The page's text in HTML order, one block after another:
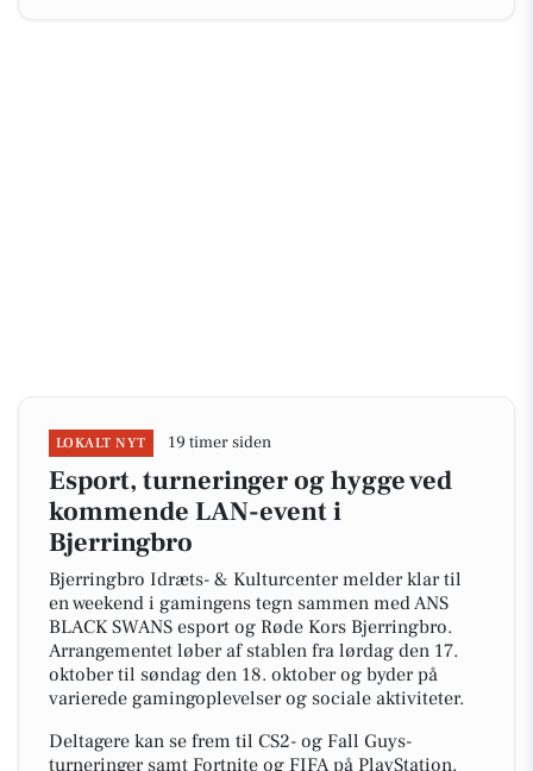
LOKALT NYT 19 timer siden
Esport, turneringer og hygge ved
kommende LAN-event i
Bjerringbro
Bjerringbro Idræts- & Kulturcenter melder klar til
en weekend i gamingens tegn sammen med ANS
BLACK SWANS esport og Røde Kors Bjerringbro.
Arrangementet løber af stablen fra lørdag den 17.
oktober til søndag den 18. oktober og byder på
varierede gamingoplevelser og sociale aktiviteter.
Deltagere kan se frem til CS2- og Fall Guys-
turneringer samt Fortnite og FIFA på PlayStation.